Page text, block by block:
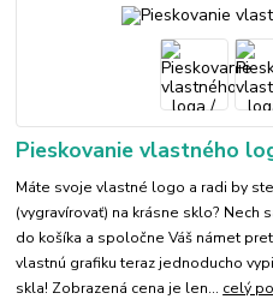
Pieskovanie vlastného
Máte svoje vlastné logo a radi by
(vygravírovať) na krásne sklo?
do košíka a spoločne Váš námet
vlastnú grafiku teraz jednoducho
skla! Zobrazená cena je len... celý